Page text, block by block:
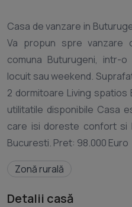
Casa de vanzare in
Va propun spre vanzare
comuna Buturugeni, intr-
locuit sau weekend.
2 dormitoare Living
utilitatile disponibile Casa
care isi doreste confort si
Zonă rurală
Detalii casă